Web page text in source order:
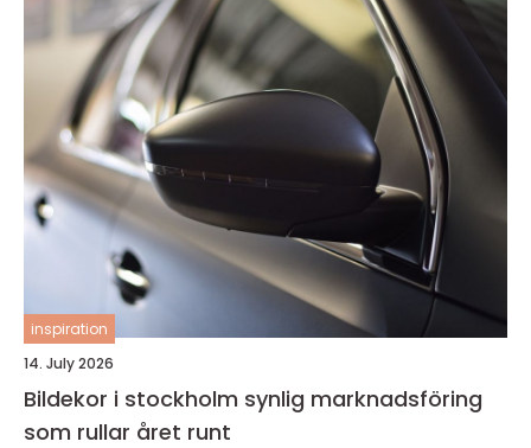
inspiration
14. July 2026
Bildekor i stockholm synlig marknadsföring
som rullar året runt